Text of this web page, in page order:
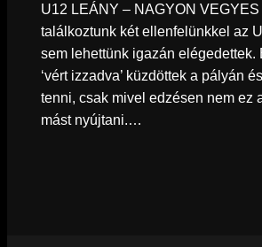
U12 LEÁNY – NAGYON
találkoztunk két ellenfelünkkel az
sem lehettünk igazán elégedettek.
‘vért izzadva’ küzdöttek a pályán
tenni, csak mivel edzésen nem ez
mást nyújtani.…